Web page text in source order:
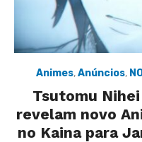
Animes,Anúncios,
Tsutomu
revelam novo
no Kaina para